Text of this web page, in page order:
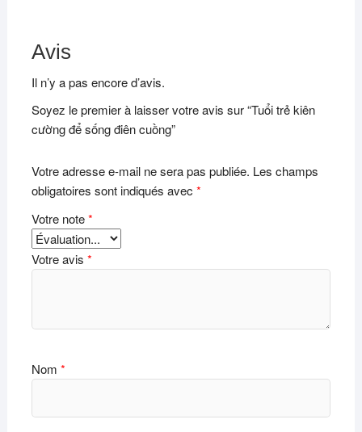
Avis
Il n’y a pas encore d’avis.
Soyez le premier à laisser votre avis sur “Tuổi trẻ kiên
cường để sống điên cuồng”
Votre adresse e-mail ne sera pas publiée. Les champs
obligatoires sont indiqués avec *
Votre note*
Votre avis *
Nom *